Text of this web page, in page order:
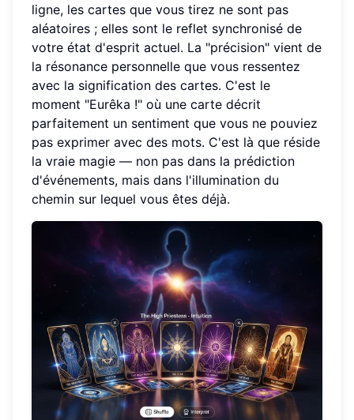
ligne, les cartes que vous tirez ne sont pas
aléatoires ; elles sont le reflet synchronisé de
votre état d'esprit actuel. La "précision" vient de
la résonance personnelle que vous ressentez
avec la signification des cartes. C'est le
moment "Eurêka !" où une carte décrit
parfaitement un sentiment que vous ne pouviez
pas exprimer avec des mots. C'est là que réside
la vraie magie — non pas dans la prédiction
d'événements, mais dans l'illumination du
chemin sur lequel vous êtes déjà.